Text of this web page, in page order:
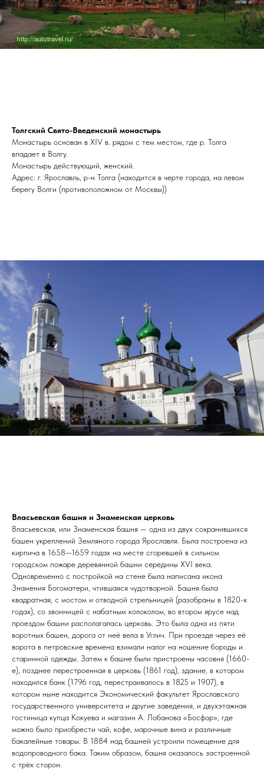
Толгский Свято-Введенский монастырь
Монастырь основан в XIV в. рядом с тем местом, где р. Толга
впадает в Волгу.
Монастырь действующий, женский.
Адрес: г. Ярославль, р-н Толга (находится в черте города, на левом
берегу Волги (противоположном от Москвы))
Власьевская башня и Знаменская церковь
Власьевская, или Знаменская башня — одна из двух сохранившихся
башен укреплений Земляного города Ярославля. Была построена из
кирпича в 1658—1659 годах на месте сгоревшей в сильном
городском пожаре деревянной башни середины XVI века.
Одновременно с постройкой на стене была написана икона
Знамения Богоматери, чтившаяся чудотворной. Башня была
квадратная, с мостом и отводной стрельницей (разобраны в 1820-х
годах), со звонницей с набатным колоколом, во втором ярусе над
проездом башни располагалась церковь. Это была одна из пяти
воротных башен, дорога от неё вела в Углич. При проезде через её
ворота в петровские времена взимали налог на ношение бороды и
старинной одежды. Затем к башне были пристроены часовня (1660-
е), позднее перестроенная в церковь (1861 год), здание, в котором
находился банк (1796 год, перестраивалось в 1825 и 1907), в
котором ныне находится Экономический факультет Ярославского
государственного университета и другие заведения, и двухэтажная
гостиница купца Кокуева и магазин A. Лобанова «Босфор», где
можно было приобрести чай, кофе, марочные вина и различные
бакалейные товары. В 1884 над башней устроили помещение для
водопроводного бака. Таким образом, башня оказалось застроенной
с трёх сторон.